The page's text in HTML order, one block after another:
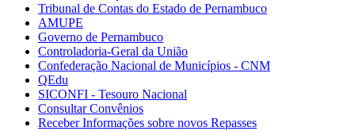
Tribunal de Contas do Estado de Pernambuco
AMUPE
Governo de Pernambuco
Controladoria-Geral da União
Confederação Nacional de Municípios - CNM
QEdu
SICONFI - Tesouro Nacional
Consultar Convênios
Receber Informações sobre novos Repasses